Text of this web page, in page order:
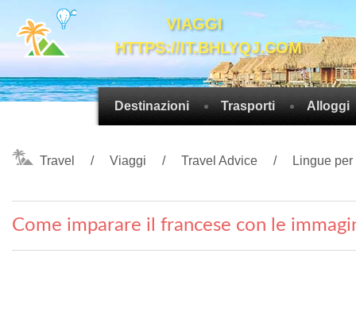
VIAGGI
HTTPS://IT.BHLYQJ.COM
Destinazioni Trasporti Alloggi
Travel Viaggi Travel Advice Lingue
Come imparare il francese con le